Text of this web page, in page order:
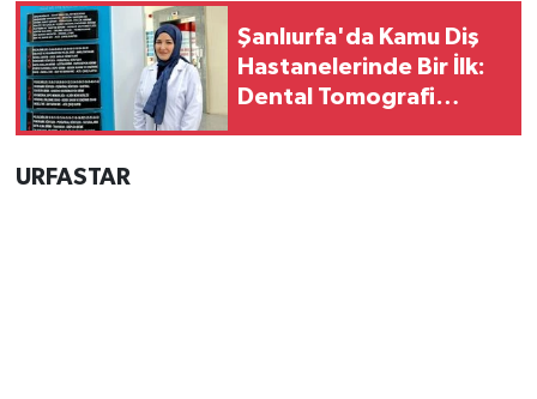
Şanlıurfa'da Kamu Diş
Hastanelerinde Bir İlk:
Dental Tomografi
URFASTAR